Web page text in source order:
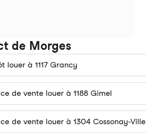
de Morges
louer à 1117 Grancy
de vente louer à 1188 Gimel
de vente louer à 1304 Cossonay-Ville